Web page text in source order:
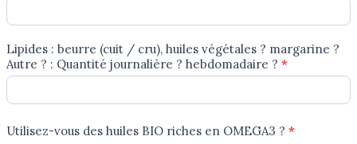
Lipides : beurre (cuit / cru), huiles végétales ? margarine ?
Autre ? : Quantité journalière ? hebdomadaire ? *
Utilisez-vous des huiles BIO riches en OMEGA3 ? *